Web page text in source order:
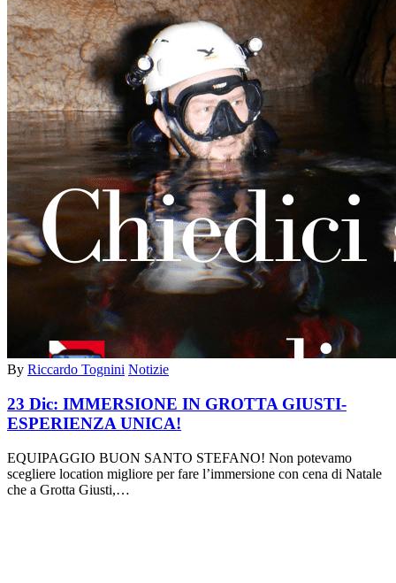
By Riccardo Tognini Notizie
23 Dic: IMMERSIONE IN GROTTA GIUSTI-
ESPERIENZA UNICA!
EQUIPAGGIO BUON SANTO STEFANO! Non potevamo
scegliere location migliore per fare l’immersione con cena di Natale
che a Grotta Giusti,…